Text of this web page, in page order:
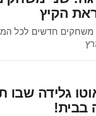
הקיץ
קודקוד משיקה 2 משחקים חדשים
גלידה שבו
בבית!